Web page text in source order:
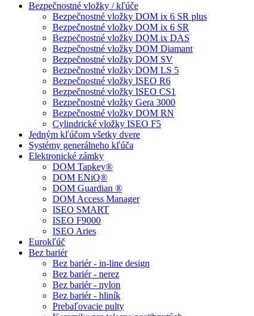
Bezpečnostné vložky / kľúče
Bezpečnostné vložky DOM ix 6 SR plus
Bezpečnostné vložky DOM ix 6 SR
Bezpečnostné vložky DOM ix DAS
Bezpečnostné vložky DOM Diamant
Bezpečnostné vložky DOM SV
Bezpečnostné vložky DOM LS 5
Bezpečnostné vložky ISEO R6
Bezpečnostné vložky ISEO CS1
Bezpečnostné vložky Gera 3000
Bezpečnostné vložky DOM RN
Cylindrické vložky ISEO F5
Jedným kľúčom všetky dvere
Systémy generálneho kľúča
Elektronické zámky
DOM Tapkey®
DOM ENiQ®
DOM Guardian ®
DOM Access Manager
ISEO SMART
ISEO F9000
ISEO Aries
Eurokľúč
Bez bariér
Bez bariér - in-line design
Bez bariér - nerez
Bez bariér - nylon
Bez bariér - hliník
Prebaľovacie pulty